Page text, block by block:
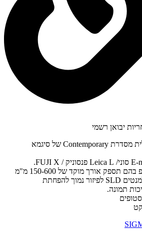
יבואן רשמי
עדשת טלפוטו זום וורסטילית מסדרת Contemporary של סיגמא
תספק אורך מוקד של 150-600 מ"מ
תמונה.